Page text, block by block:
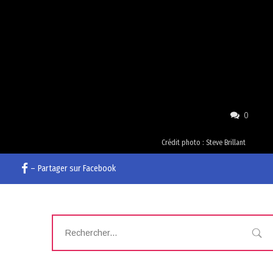
0
Crédit photo : Steve Brillant
– Partager sur Facebook